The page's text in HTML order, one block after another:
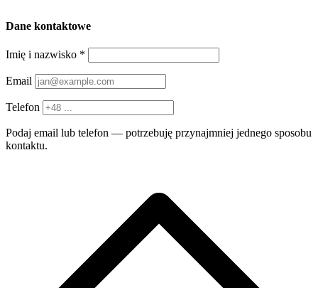
Dane kontaktowe
Imię i nazwisko *
Email
Telefon
Podaj email lub telefon — potrzebuję przynajmniej jednego sposobu
kontaktu.